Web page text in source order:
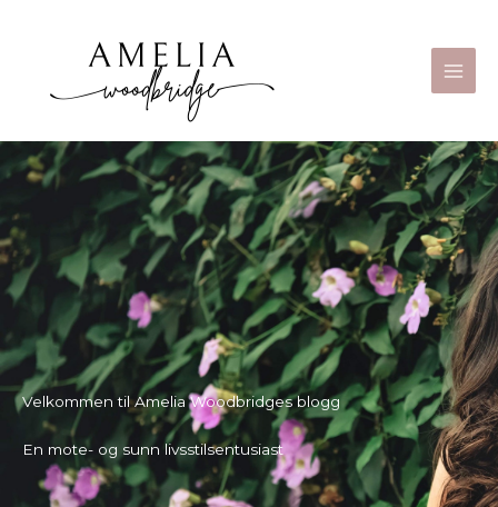
innholdet
Velkommen til Amelia Woodbridges blogg
En mote- og sunn livsstilsentusiast